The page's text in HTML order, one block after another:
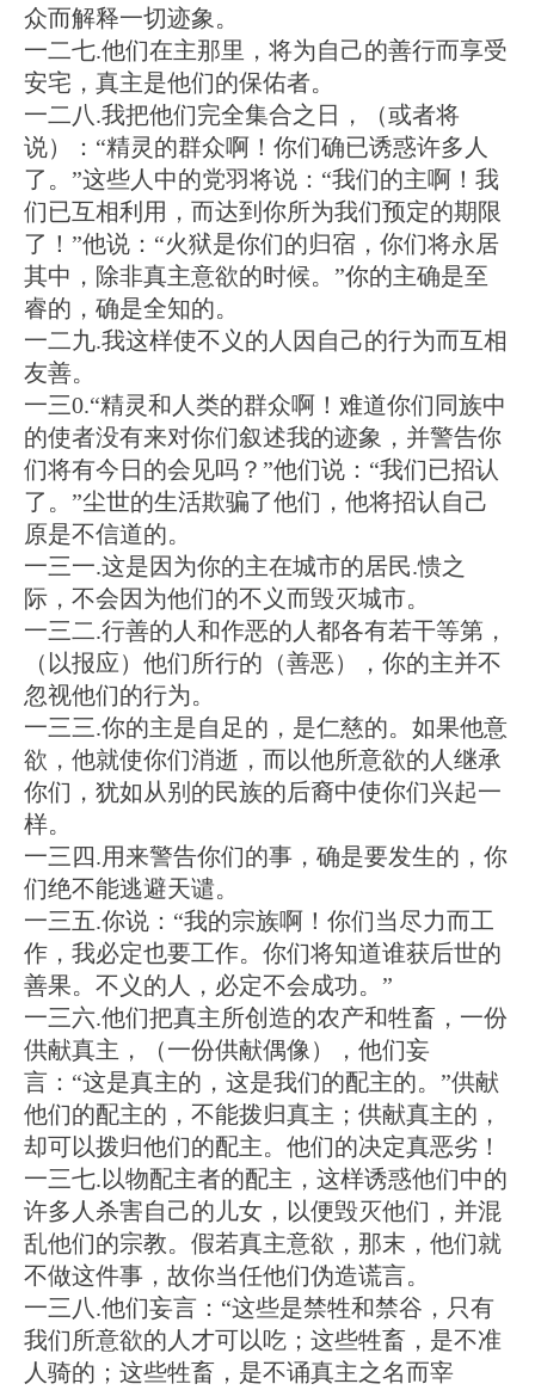
众而解释一切迹象。
一二七.他们在主那里，将为自己的善行而享受
安宅，真主是他们的保佑者。
一二八.我把他们完全集合之日，（或者将
说）：“精灵的群众啊！你们确已诱惑许多人
了。”这些人中的党羽将说：“我们的主啊！我
们已互相利用，而达到你所为我们预定的期限
了！”他说：“火狱是你们的归宿，你们将永居
其中，除非真主意欲的时候。”你的主确是至
睿的，确是全知的。
一二九.我这样使不义的人因自己的行为而互相
友善。
一三0.“精灵和人类的群众啊！难道你们同族中
的使者没有来对你们叙述我的迹象，并警告你
们将有今日的会见吗？”他们说：“我们已招认
了。”尘世的生活欺骗了他们，他将招认自己
原是不信道的。
一三一.这是因为你的主在城市的居民.愦之
际，不会因为他们的不义而毁灭城市。
一三二.行善的人和作恶的人都各有若干等第，
（以报应）他们所行的（善恶），你的主并不
忽视他们的行为。
一三三.你的主是自足的，是仁慈的。如果他意
欲，他就使你们消逝，而以他所意欲的人继承
你们，犹如从别的民族的后裔中使你们兴起一
样。
一三四.用来警告你们的事，确是要发生的，你
们绝不能逃避天谴。
一三五.你说：“我的宗族啊！你们当尽力而工
作，我必定也要工作。你们将知道谁获后世的
善果。不义的人，必定不会成功。”
一三六.他们把真主所创造的农产和牲畜，一份
供献真主，（一份供献偶像），他们妄
言：“这是真主的，这是我们的配主的。”供献
他们的配主的，不能拨归真主；供献真主的，
却可以拨归他们的配主。他们的决定真恶劣！
一三七.以物配主者的配主，这样诱惑他们中的
许多人杀害自己的儿女，以便毁灭他们，并混
乱他们的宗教。假若真主意欲，那末，他们就
不做这件事，故你当任他们伪造谎言。
一三八.他们妄言：“这些是禁牲和禁谷，只有
我们所意欲的人才可以吃；这些牲畜，是不准
人骑的；这些牲畜，是不诵真主之名而宰